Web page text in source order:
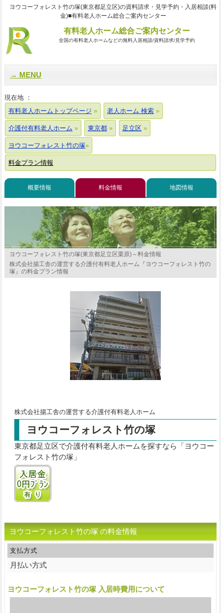
ヨウコーフォレスト竹の塚(東京都足立区)の資料請求・見学予約・入居相談(料
金)■有料老人ホーム総合ご案内センター
有料老人ホーム総合ご案内センター
全国の有料老人ホームなどの無料入居相談/資料請求/見学予約
MENU
現在地 ：
有料老人ホームトップページ
老人ホーム 検索
介護付有料老人ホーム 東京都 足立区
ヨウコーフォレスト竹の塚
料金プラン情報
概要情報 料金情報 地図情報
ヨウコーフォレスト竹の塚(東京都足立区栗原)～料金情報
株式会社揚工舎の運営する介護付有料老人ホーム『ヨウコーフォレスト竹の
塚』の料金プラン情報
株式会社揚工舎の運営する介護付有料老人ホーム
ヨウコーフォレスト竹の塚
東京都足立区で介護付有料老人ホームを探すなら「ヨウコー
フォレスト竹の塚」
入居金0円プランあり
ヨウコーフォレスト竹の塚 の料金情報
支払方式
月払い方式
ヨウコーフォレスト竹の塚 入居時費用について